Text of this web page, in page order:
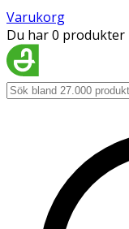
Varukorg
Du har 0 produkter